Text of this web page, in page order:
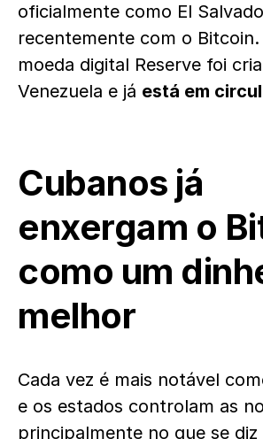
oficialmente como El
recentemente com o
moeda digital Reserve foi
Venezuela e já está em
Cubanos já
enxergam o
como um
melhor
Cada vez é mais notável
e os estados controlam as
principalmente no que se